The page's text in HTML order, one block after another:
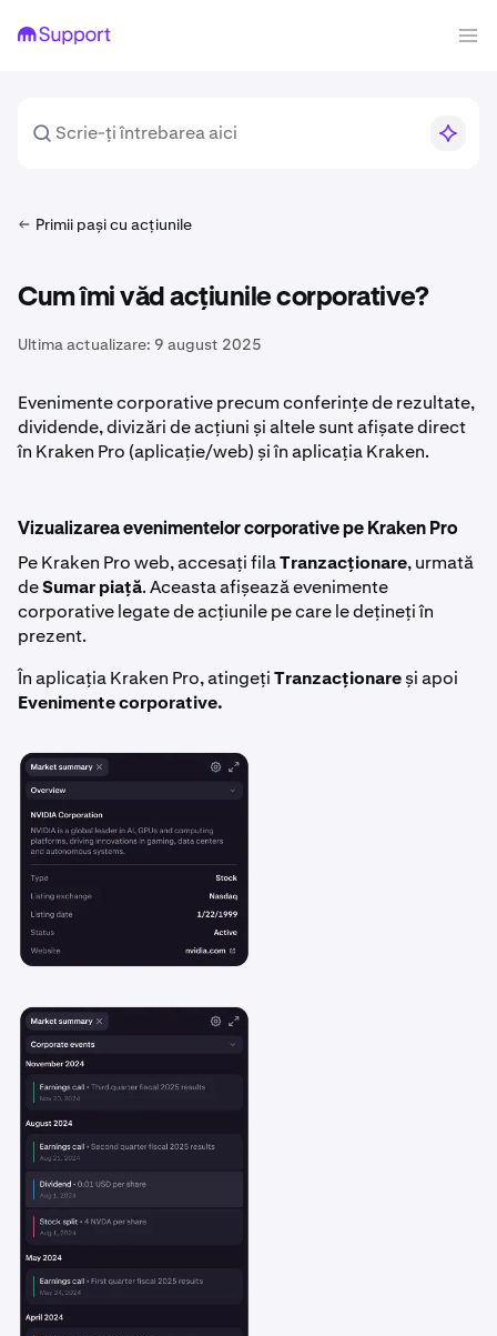
Primii pași cu acțiunile
Cum îmi văd acțiunile corporative?
Ultima actualizare: 9 august 2025
Evenimente corporative precum conferințe de rezultate,
dividende, divizări de acțiuni și altele sunt afișate direct
în Kraken Pro (aplicație/web) și în aplicația Kraken.
Vizualizarea evenimentelor corporative pe Kraken Pro
Pe Kraken Pro web, accesați filaTranzacționare, urmată
deSumar piață. Aceasta afișează evenimente
corporative legate de acțiunile pe care le dețineți în
prezent.
În aplicația Kraken Pro, atingețiTranzacționareși apoi
Evenimente corporative.